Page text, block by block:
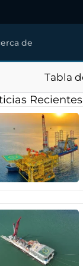
de
Tabla
Recientes